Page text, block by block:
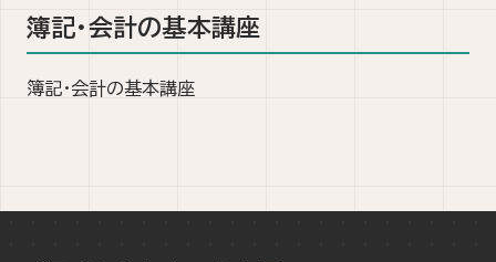
簿記・会計の基本講座
簿記・会計の基本講座